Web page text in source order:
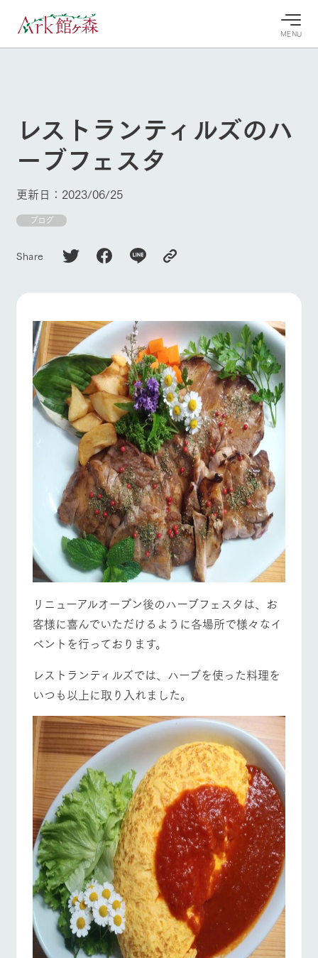
MENU
牧場へ行
間・料金
交通アク
よくいた
だく質問
団体のお
客様へ
ペットを
お連れの
お客様へ
お問い合
わせ・資
よく見られている情報
今日の牧
案内
ガーデンの開花
状況などを毎日
ント・フェアの
情報やスケジュ
施設・体験情報
フラワー
ガーデン
花のある美しい
自然環境の中、
季節の移り変わ
りを存分に味わ
う
動物とふ
れあう
触れて、感じ
て、学ぶ。館ヶ
森の雄大な自然
なかで動物とふ
れあう
アクティ
ビティ／
体験
ツリーハウスや
各種体験教室な
ど、楽しみなが
ら学べる様々な
アクティビティ
レストラ
ン
牧場の生産品を
知り尽くした料
理人が腕を振
い、ビュッフェ
スタイルで提供
ショップ
／お買い
物
丹精込めて育て
た生産品をはじ
め、牧場産の逸
品を取り揃えた
牧場マッ
プ
牧場マップのダ
ウンロード
周遊バス
牧場内を巡る周
ホーム
Ark館ヶ森について
牧場に行く
ArkFarm Wedding
お知らせ
ブログ
お問い合わせ・資料請求
生産品カタログ・資料DL
English (Google Translate)
ネットショップ
牧場トップ 今日の牧場 牧場の楽しみ方
イベント/フェア レストラン/BBQ フラワーガーデン
動物とふれあう アクティビティ/体験 ショップ/お買い物
牧場マップを見る 周遊バス
営業時間・料金 交通アクセス
ペットをお連れの
お客様へ お問い合わせ
レストランティルズのハ
ーブフェスタ
更新日：2023/06/25
ブログ
Share
リニューアルオープン後のハーブフェスタは、お
客様に喜んでいただけるように各場所で様々なイ
ベントを行っております。
レストランティルズでは、ハーブを使った料理を
いつも以上に取り入れました。